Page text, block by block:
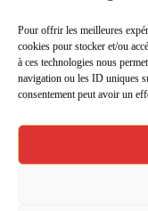
Pour offrir les meilleures
cookies pour stocker et/ou
à ces technologies nous
navigation ou les ID uniques
consentement peut avoir un